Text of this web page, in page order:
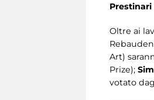
Prestinari
Oltre ai
Art)
Prize);
votato